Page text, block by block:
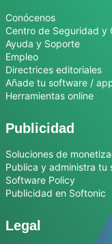
Conócenos
Centro de Seguridad y
Ayuda y Soporte
Empleo
Directrices editoriales
Añade tu software /
Herramientas online
Publicidad
Soluciones de
Publica y administra tu
Software Policy
Publicidad en Softonic
Legal